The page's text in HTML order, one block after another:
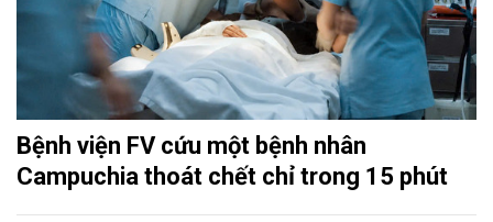
Bệnh viện FV cứu một bệnh nhân
Campuchia thoát chết chỉ trong 15 phút